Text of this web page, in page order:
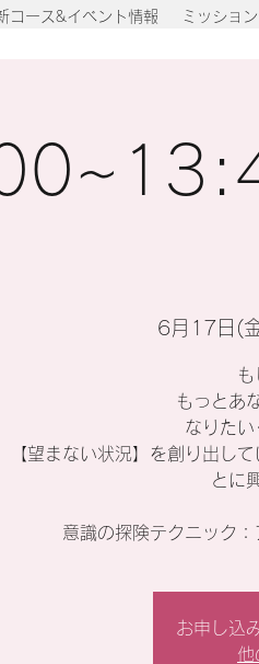
コース&イベント情報 ミッション
6月17日(
も
もっとあ
なりたい
【望まない状況】を創り出し
とに
意識の探険テクニック
お申し込
他